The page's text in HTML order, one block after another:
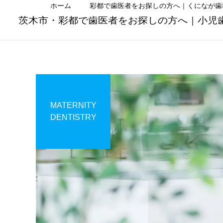
茨木市・彩都で歯医者をお探しの方へ｜小
ホーム 彩都で歯医者をお探しの方へ｜くになが
虫歯治療
矯正歯科
危険？原因と治し方を歯科
医が解説｜茨木市の歯医者
Uncategorized
夏休みは小学生・中学生の
お口を見直すチャンス｜む
し歯・歯並び・学校歯科健
診をチェック
MATERNITY
DENTISTRY